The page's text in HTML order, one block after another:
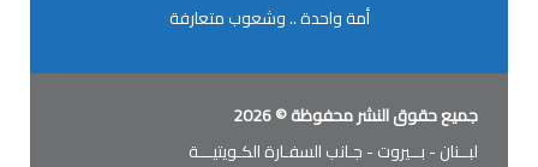
أمة واحدة .. وشعوب متعارفة
جميع حقوق النشر محفوظة © 2026
لبــنان - بــيروت - جـانب السفـارة الكـويتيـــة